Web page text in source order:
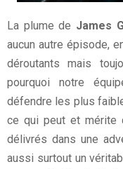
La plume de James
aucun autre épisode,
déroutants mais
pourquoi notre
défendre les plus
ce qui peut et mérite
délivrés dans une
aussi surtout un